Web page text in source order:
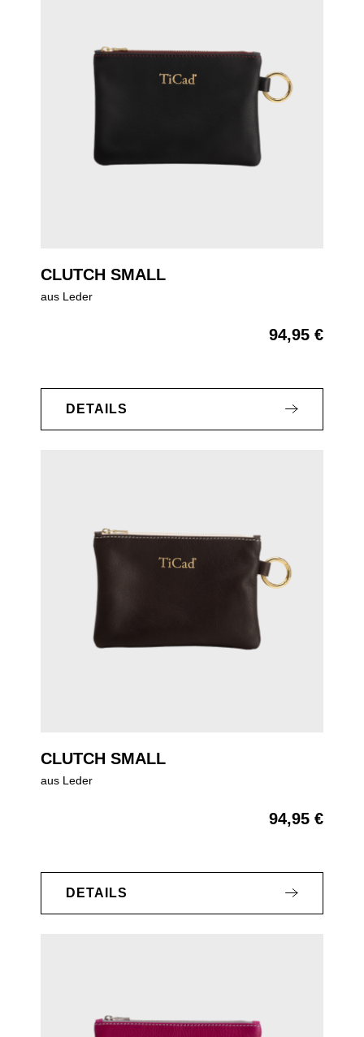
CLUTCH SMALL
aus Leder
94,95 €
DETAILS
CLUTCH SMALL
aus Leder
94,95 €
DETAILS